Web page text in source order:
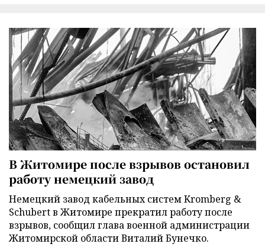
В Житомире после взрывов остановил
работу немецкий завод
Немецкий завод кабельных систем Kromberg &
Schubert в Житомире прекратил работу после
взрывов, сообщил глава военной администрации
Житомирской области Виталий Бунечко.